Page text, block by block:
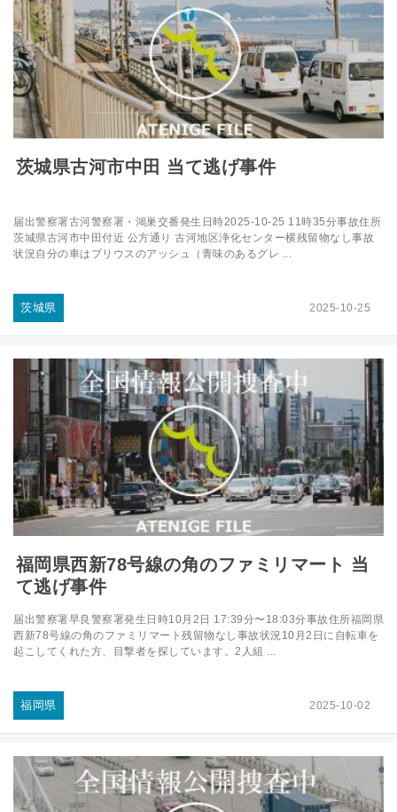
茨城県古河市中田 当て逃げ事件
届出警察署古河警察署・鴻巣交番発生日時2025-10-25 11時35分事故住所
茨城県古河市中田付近 公方通り 古河地区浄化センター横残留物なし事故
状況自分の車はプリウスのアッシュ（青味のあるグレ ...
茨城県 2025-10-25
福岡県西新78号線の角のファミリマート 当
て逃げ事件
届出警察署早良警察署発生日時10月2日 17:39分〜18:03分事故住所福岡県
西新78号線の角のファミリマート残留物なし事故状況10月2日に自転車を
起こしてくれた方、目撃者を探しています。2人組 ...
福岡県 2025-10-02